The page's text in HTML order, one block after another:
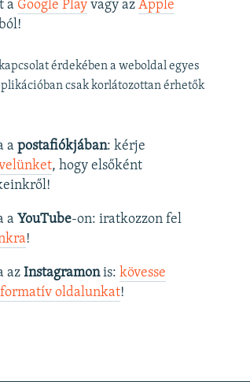
a Google Playvagy az Apple
érdekében a weboldal egyes
csak korlátozottan érhetők
a postafiókjában: kérje
, hogy elsőként
a YouTube-on: iratkozzon fel
!
az Instagramonis: kövesse
oldalunkat! ​